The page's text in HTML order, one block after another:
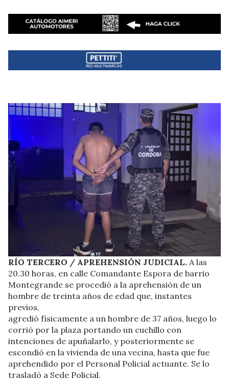
RÍO TERCERO / APREHENSIÓN JUDICIAL. A las
20.30 horas, en calle Comandante Espora de barrio
Montegrande se procedió a la aprehensión de un
hombre de treinta años de edad que, instantes
previos,
agredió físicamente a un hombre de 37 años, luego lo
corrió por la plaza portando un cuchillo con
intenciones de apuñalarlo, y posteriormente se
escondió en la vivienda de una vecina, hasta que fue
aprehendido por el Personal Policial actuante. Se lo
trasladó a Sede Policial.